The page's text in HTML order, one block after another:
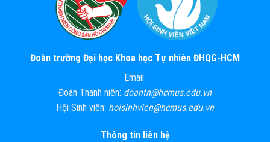
Đoàn trường Đại học Khoa học Tự nhiên ĐHQG-HCM
Email:
Đoàn Thanh niên: doantn@hcmus.edu.vn
Hội Sinh viên: hoisinhvien@hcmus.edu.vn
Thông tin liên hệ